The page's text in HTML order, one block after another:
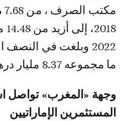
ما مجموعه 8.37 مليار درهم.
وجهة «المغرب» تواصل
المستثمرين الإماراتيين